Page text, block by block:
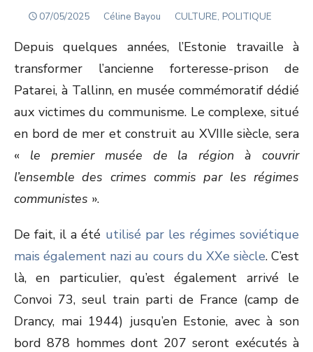
POSTED
07/05/2025 Author
Céline Bayou CULTURE, POLITIQUE
Depuis quelques années, l’Estonie travaille à
transformer l’ancienne forteresse-prison de
Patarei, à Tallinn, en musée commémoratif dédié
aux victimes du communisme. Le complexe, situé
en bord de mer et construit au XVIIIe siècle, sera
« le premier musée de la région à couvrir
l’ensemble des crimes commis par les régimes
communistes ».
De fait, il a été utilisé par les régimes soviétique
mais également nazi au cours du XXe siècle. C’est
là, en particulier, qu’est également arrivé le
Convoi 73, seul train parti de France (camp de
Drancy, mai 1944) jusqu’en Estonie, avec à son
bord 878 hommes dont 207 seront exécutés à